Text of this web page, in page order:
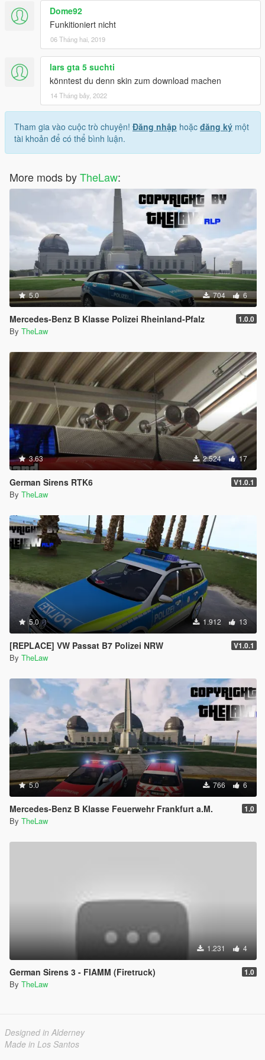
Dome92
Funkitioniert nicht
06 Tháng hai, 2019
lars gta 5 suchti
könntest du denn skin zum download machen
14 Tháng bảy, 2022
Tham gia vào cuộc trò chuyện! Đăng nhập hoặc đăng ký một
tài khoản để có thể bình luận.
More mods byTheLaw:
5.0 704 6
Mercedes-Benz B Klasse Polizei Rheinland-Pfalz 1.0.0
By TheLaw
3.63 2.524 17
German Sirens RTK6 V1.0.1
By TheLaw
5.0 1.912 13
[REPLACE] VW Passat B7 Polizei NRW V1.0.1
By TheLaw
5.0 766 6
Mercedes-Benz B Klasse Feuerwehr Frankfurt a.M. 1.0
By TheLaw
1.231 4
German Sirens 3 - FIAMM (Firetruck) 1.0
By TheLaw
Designed in Alderney
Made in Los Santos